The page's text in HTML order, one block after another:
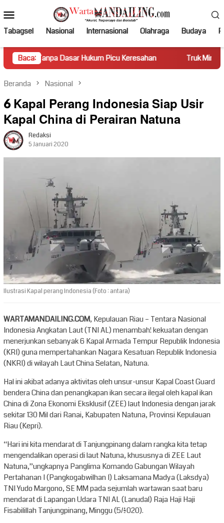
ke
kontenMobile
Tabagsel Nasional Internasional Olahraga Budaya
Baca:
Hukum Picu Keresahan Truk Miring Hambat Arus Lalu
Beranda Nasional
6 Kapal Perang Indonesia Siap Usir
Kapal China di Perairan Natuna
Redaksi
5 Januari 2020
Ilustrasi Kapal perang Indonesia (Foto : antara)
WARTAMANDAILING.COM, Kepulauan Riau – Tentara Nasional
Indonesia Angkatan Laut (TNI AL) menambah! kekuatan dengan
menerjunkan sebanyak 6 Kapal Armada Tempur Republik Indonesia
(KRI) guna mempertahankan Nagara Kesatuan Republik Indonesia
(NKRI) di wilayah Laut China Selatan, Natuna.
Hal ini akibat adanya aktivitas oleh unsur-unsur Kapal Coast Guard
bendera China dan penangkapan ikan secara ilegal oleh kapal ikan
China di Zona Ekonomi Eksklusif (ZEE) laut Indonesia dengan jarak
sekitar 130 Mil dari Ranai, Kabupaten Natuna, Provinsi Kepulauan
Riau (Kepri).
“Hari ini kita mendarat di Tanjungpinang dalam rangka kita tetap
mengendalikan operasi di laut Natuna, khususnya di ZEE Laut
Natuna,”ungkapnya Panglima Komando Gabungan Wilayah
Pertahanan I (Pangkogabwilhan I) Laksamana Madya (Laksdya)
TNI Yudo Margono, SE MM pada sejumlah wartawan saat baru
mendarat di Lapangan Udara TNI AL (Lanudal) Raja Haji Haji
Fisabilillah Tanjungpinang, Minggu (5/1/2020).